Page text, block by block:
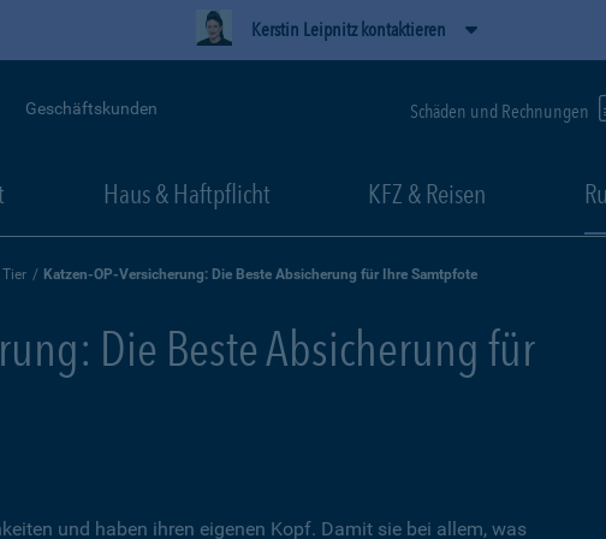
Kerstin Leipnitz kontaktieren
Geschäftskunden Schäden und Rechnungen
Haus & Haftpflicht KFZ & Reisen
Katzen-OP-Versicherung: Die Beste Absicherung für Ihre Samtpfote
Die Beste Absicherung für
und haben ihren eigenen Kopf. Damit sie bei allem, was